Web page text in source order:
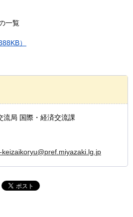
一覧
）
流局 国際・経済交流課
keizaikoryu@pref.miyazaki.lg.jp